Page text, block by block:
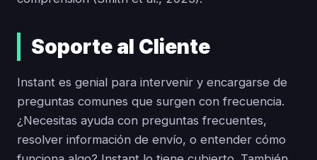
Soporte al Cliente
Instant es genial para intervenir y encargarse de
preguntas comunes que surgen con frecuencia.
¿Necesitas ayuda con preguntas frecuentes,
resolver información de envío, o entender cómo